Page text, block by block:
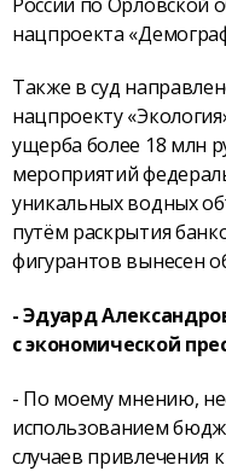
нацпроекта
Также в суд
нацпроекту
ущерба более 18 млн
мероприятий
уникальных водных
путём раскрытия
фигурантов вынесен
- Эдуард
с экономической
- По моему мнению,
использованием
случаев привлечения